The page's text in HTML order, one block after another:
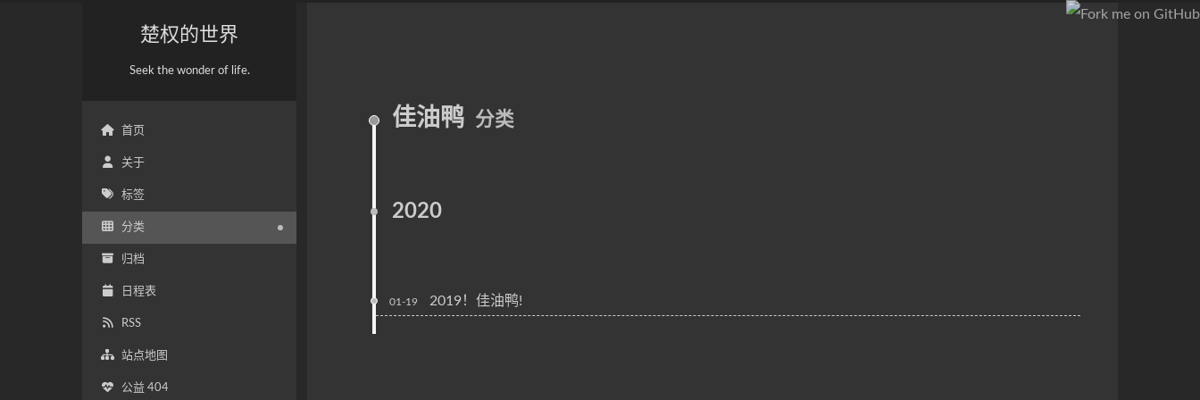
楚权的世界
Seek the wonder of life.
首页
关于
标签
分类
归档
日程表
RSS
站点地图
公益 404
佳油鸭 分类
2020
01-19 2019！佳油鸭!